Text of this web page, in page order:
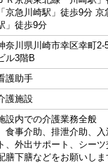
「京急川崎駅」徒歩9分
」徒歩9分
奈川県川崎市幸区幸町2-
ル3階B
護助手
護施設
設内での介護業務全般
食事介助、排泄介助、入
ト、外出サポート、シーツ
膳下膳などをお願いし